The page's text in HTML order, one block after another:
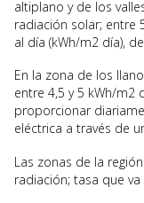
altiplano y de los
radiación solar; entre
al día (kWh/m2 día),
En la zona de los
entre 4,5 y 5 kWh/m2
proporcionar
eléctrica a través de
Las zonas de la
radiación; tasa que